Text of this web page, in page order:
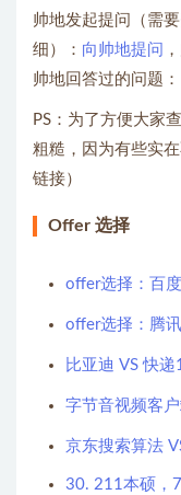
帅地发起提问（需
细）： 向帅地提问
帅地回答过的问题：
PS：为了方便大家
粗糙，因为有些实
链接）
Offer 选择
offer选择：百
offer选择：腾
比亚迪 VS 快
字节音视频客
京东搜索算法
30. 211本硕，